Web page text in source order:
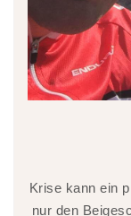
Krise kann ein
nur den